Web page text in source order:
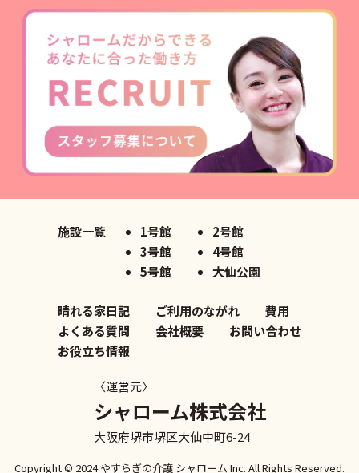
〈運営元〉
シャローム株式会社
大阪府堺市堺区大仙中町6-24
施設一覧 1号館
2号館
3号館
4号館
5号館
大仙公園
晴れる家日記 ご利用のながれ
費用
よくある質問
会社概要
お問い合わせ
お役立ち情報
Copyright © 2024 やすらぎの介護 シャローム Inc. All Rights Reserved.